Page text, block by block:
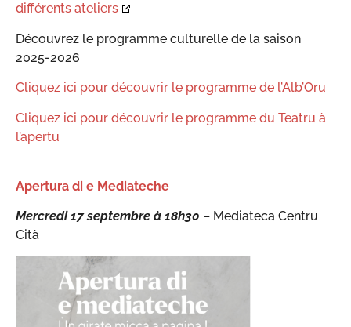
différents ateliers
Découvrez le programme culturelle de la saison
2025-2026
Cliquez ici pour découvrir le programme de l’Alb’Oru
Cliquez ici pour découvrir le programme du Teatru à
l’apertu
Apertura di e Mediateche
Mercredi 17 septembre à 18h30 – Mediateca Centru
Cità